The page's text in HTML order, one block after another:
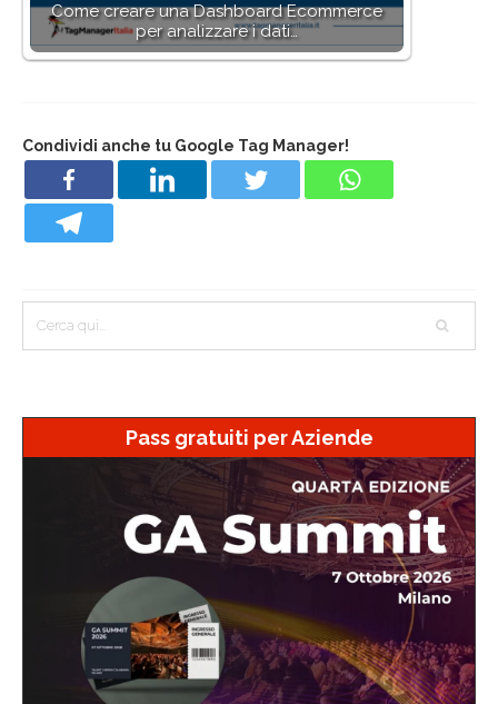
Come creare una Dashboard Ecommerce
per analizzare i dati…
Condividi anche tu Google Tag Manager!
Pass gratuiti per Aziende